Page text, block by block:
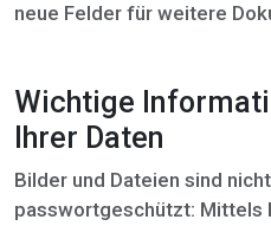
neue Felder für weitere
Wichtige
Ihrer Daten
Bilder und Dateien sind
passwortgeschützt: